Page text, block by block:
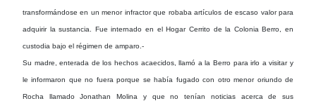
transformándose en un menor infractor que robaba artículos de escaso valor para
adquirir la sustancia. Fue internado en el Hogar Cerrito de la Colonia Berro, en
custodia bajo el régimen de amparo.-
Su madre, enterada de los hechos acaecidos, llamó a la Berro para irlo a visitar y
le informaron que no fuera porque se había fugado con otro menor oriundo de
Rocha llamado Jonathan Molina y que no tenían noticias acerca de sus